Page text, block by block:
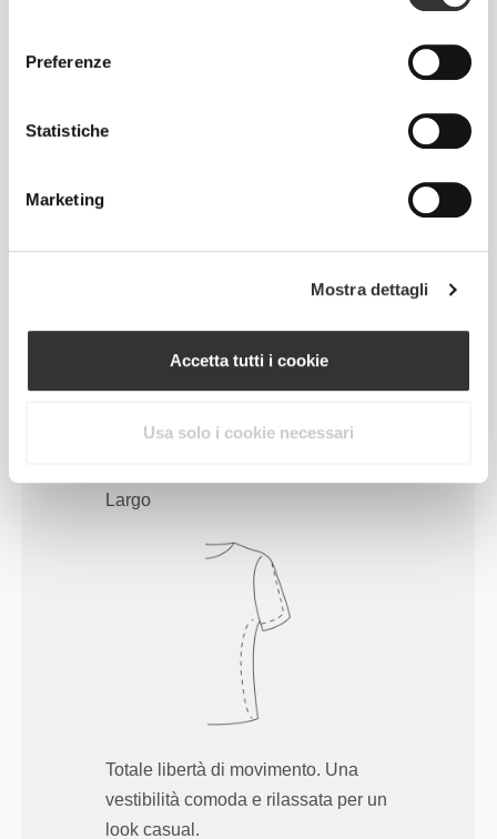
Preferenze
Statistiche
Marketing
Mostra dettagli
Accetta tutti i cookie
Usa solo i cookie necessari
Regolare
liberamente ogni giorno, questo è il
Largo
Totale libertà di movimento. Una
vestibilità comoda e rilassata per un
look casual.